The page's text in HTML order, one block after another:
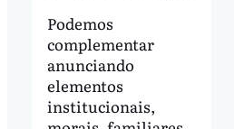
Podemos
complementar
anunciando
elementos
institucionais,